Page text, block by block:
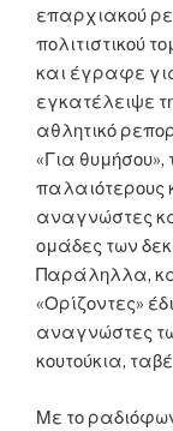
επαρχιακού
πολιτιστικού
και έγραφε
εγκατέλειψε
αθλητικό
«Για θυμήσου»,
παλαιότερους
αναγνώστες
ομάδες των
Παράληλλα,
«Ορίζοντες»
αναγνώστες
κουτούκια,
Με το